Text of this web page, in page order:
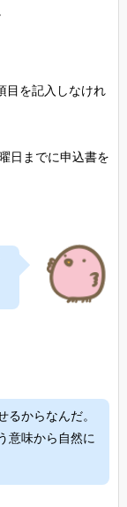
目を記入しなけれ
日までに申込書を
るからなんだ。
意味から自然に